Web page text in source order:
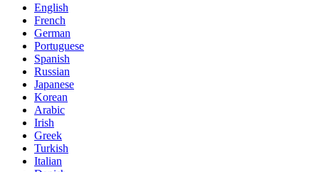
English
French
German
Portuguese
Spanish
Russian
Japanese
Korean
Arabic
Irish
Greek
Turkish
Italian